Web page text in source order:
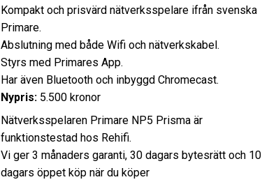
Kompakt och prisvärd nätverksspelare ifrån svenska
Primare.
Abslutning med både Wifi och nätverkskabel.
Styrs med Primares App.
Har även Bluetooth och inbyggd Chromecast.
Nypris:5.500 kronor
Nätverksspelaren Primare NP5 Prisma är
funktionstestad hos Rehifi.
Vi ger 3 månaders garanti, 30 dagars bytesrätt och 10
dagars öppet köp när du köper